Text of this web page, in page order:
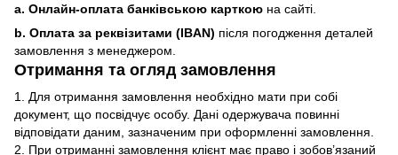
a. Онлайн-оплата банківською карткою на сайті.
b. Оплата за реквізитами (IBAN) після погодження деталей
замовлення з менеджером.
Отримання та огляд замовлення
1. Для отримання замовлення необхідно мати при собі
документ, що посвідчує особу. Дані одержувача повинні
відповідати даним, зазначеним при оформленні замовлення.
2. При отриманні замовлення клієнт має право і зобов’язаний